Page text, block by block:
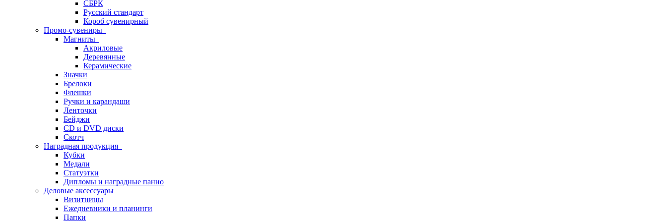
СБРК
Русский стандарт
Короб сувенирный
Промо-сувениры
Магниты
Акриловые
Деревянные
Керамические
Значки
Брелоки
Флешки
Ручки и карандаши
Ленточки
Бейджи
CD и DVD диски
Скотч
Наградная продукция
Кубки
Медали
Статуэтки
Дипломы и наградные панно
Деловые аксессуары
Визитницы
Ежедневники и планинги
Папки